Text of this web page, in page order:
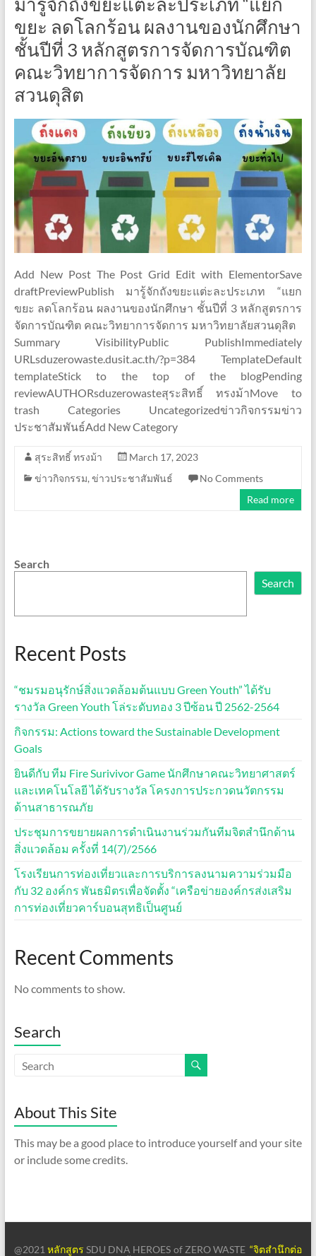
ขยะ ลดโลกร้อน ผลงานของนักศึกษา
ชั้นปีที่ 3 หลักสูตรการจัดการบัณฑิต
คณะวิทยาการจัดการ มหาวิทยาลัย
สวนดุสิต
Add New Post The Post Grid Edit with ElementorSave
draftPreviewPublish มารู้จักถังขยะแต่ะละประเภท “แยก
ขยะ ลดโลกร้อน ผลงานของนักศึกษา ชั้นปีที่ 3 หลักสูตรการ
จัดการบัณฑิต คณะวิทยาการจัดการ มหาวิทยาลัยสวนดุสิต
Summary VisibilityPublic PublishImmediately
URLsduzerowaste.dusit.ac.th/?p=384 TemplateDefault
templateStick to the top of the blogPending
reviewAUTHORsduzerowasteสุระสิทธิ์ ทรงม้าMove to
trash Categories Uncategorizedข่าวกิจกรรมข่าว
ประชาสัมพันธ์Add New Category
สุระสิทธิ์ ทรงม้า
March 17, 2023
ข่าวกิจกรรม, ข่าวประชาสัมพันธ์
No Comments
Read more
Search
Search
Recent Posts
“ชมรมอนุรักษ์สิ่งแวดล้อมต้นแบบ Green Youth” ได้รับ
รางวัล Green Youth โล่ระดับทอง 3 ปีซ้อน ปี 2562-2564
กิจกรรม: Actions toward the Sustainable Development
Goals
ยินดีกับ ทีม Fire Surivivor Game นักศึกษาคณะวิทยาศาสตร์
และเทคโนโลยี ได้รับรางวัล โครงการประกวดนวัตกรรม
ด้านสาธารณภัย
ประชุมการขยายผลการดำเนินงานร่วมกันทีมจิตสำนึกด้าน
สิ่งแวดล้อม ครั้งที่ 14(7)/2566
โรงเรียนการท่องเที่ยวและการบริการลงนามความร่วมมือ
กับ 32 องค์กร พันธมิตรเพื่อจัดตั้ง “เครือข่ายองค์กรส่งเสริม
การท่องเที่ยวคาร์บอนสุทธิเป็นศูนย์
Recent Comments
No comments to show.
Search
About This Site
This may be a good place to introduce yourself and your site
or include some credits.
@2021 หลักสูตรSDU DNA HEROES of ZERO WASTE“จิตสำนึกต่อ